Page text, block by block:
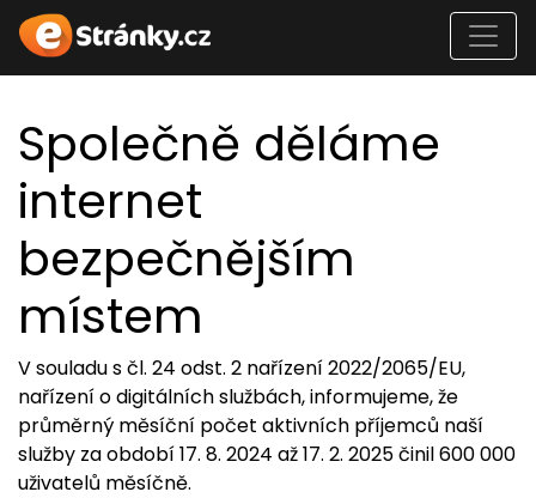
Společně děláme
internet
bezpečnějším
místem
V souladu s čl. 24 odst. 2 nařízení 2022/2065/EU,
nařízení o digitálních službách, informujeme, že
průměrný měsíční počet aktivních příjemců naší
služby za období 17. 8. 2024 až 17. 2. 2025 činil 600 000
uživatelů měsíčně.